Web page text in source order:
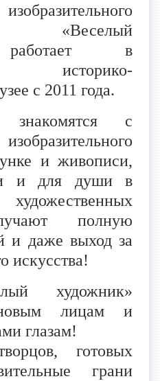
«Веселый
работает в
историко-
с 2011 года.
знакомятся с
и живописи,
и для души в
полную
и даже выход за
искусства!
художник»
лицам и
глазам!
готовых
грани